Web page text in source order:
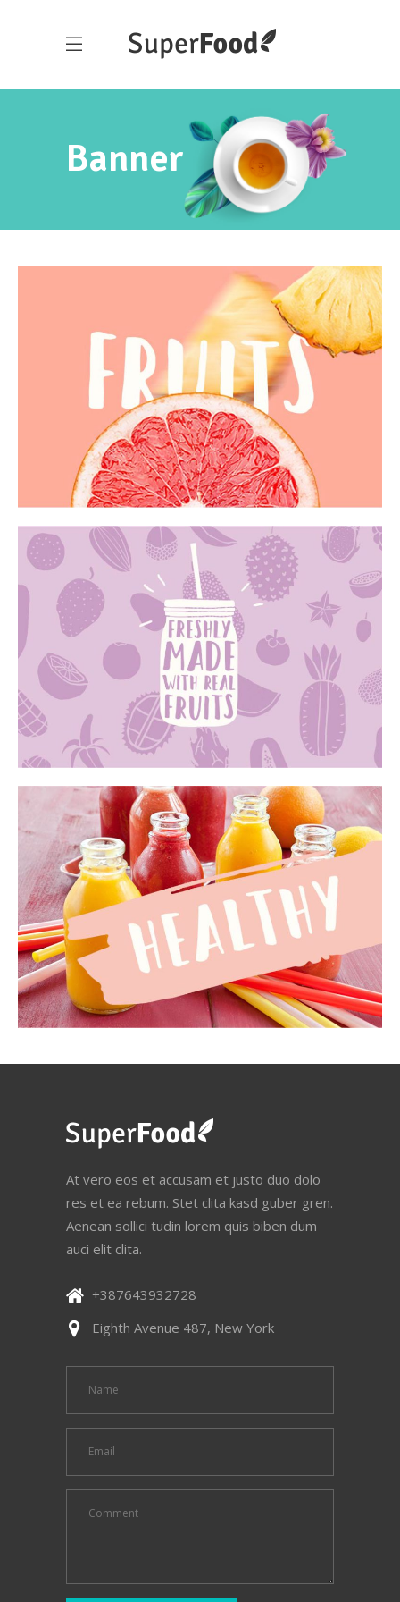
Banner
At vero eos et accusam et justo duo dolo
res et ea rebum. Stet clita kasd guber gren.
Aenean sollici tudin lorem quis biben dum
auci elit clita.
+387643932728
Eighth Avenue 487, New York